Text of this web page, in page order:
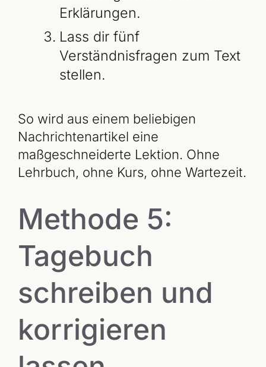
Erklärungen.
Lass dir fünf
Verständnisfragen zum Text
stellen.
So wird aus einem beliebigen
Nachrichtenartikel eine
maßgeschneiderte Lektion. Ohne
Lehrbuch, ohne Kurs, ohne Wartezeit.
Methode 5:
Tagebuch
schreiben und
korrigieren